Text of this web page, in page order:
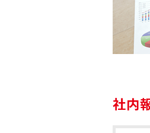
社内